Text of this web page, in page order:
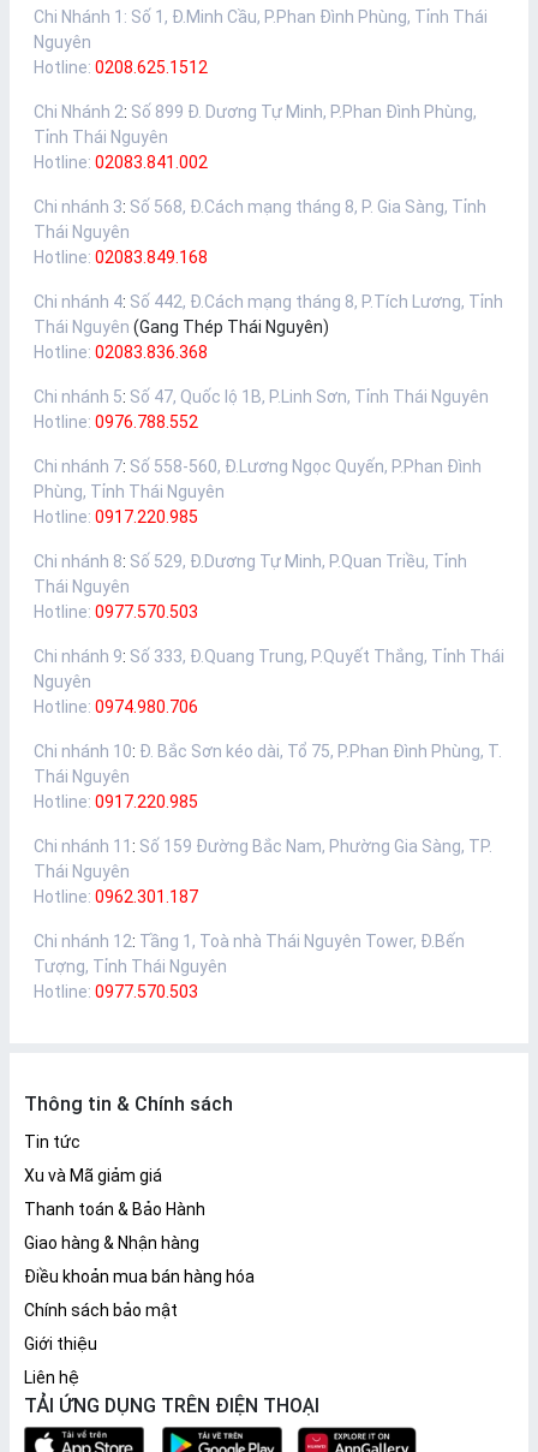
Chi Nhánh 1 : Số 1, Đ.Minh Cầu, P.Phan Đình Phùng, Tỉnh Thái
Nguyên
Hotline: 0208.625.1512
Chi Nhánh 2: Số 899 Đ. Dương Tự Minh, P.Phan Đình Phùng,
Tỉnh Thái Nguyên
Hotline: 02083.841.002
Chi nhánh 3: Số 568, Đ.Cách mạng tháng 8, P. Gia Sàng, Tỉnh
Thái Nguyên
Hotline: 02083.849.168
Chi nhánh 4: Số 442, Đ.Cách mạng tháng 8, P.Tích Lương, Tỉnh
Thái Nguyên (Gang Thép Thái Nguyên)
Hotline: 02083.836.368
Chi nhánh 5: Số 47, Quốc lộ 1B, P.Linh Sơn, Tỉnh Thái Nguyên
Hotline: 0976.788.552
Chi nhánh 7: Số 558-560, Đ.Lương Ngọc Quyến, P.Phan Đình
Phùng, Tỉnh Thái Nguyên
Hotline: 0917.220.985
Chi nhánh 8: Số 529, Đ.Dương Tự Minh, P.Quan Triều, Tỉnh
Thái Nguyên
Hotline: 0977.570.503
Chi nhánh 9: Số 333, Đ.Quang Trung, P.Quyết Thắng, Tỉnh Thái
Nguyên
Hotline: 0974.980.706
Chi nhánh 10: Đ. Bắc Sơn kéo dài, Tổ 75, P.Phan Đình Phùng, T.
Thái Nguyên
Hotline: 0917.220.985
Chi nhánh 11 : Số 159 Đường Bắc Nam, Phường Gia Sàng, TP.
Thái Nguyên
Hotline: 0962.301.187
Chi nhánh 12: Tầng 1, Toà nhà Thái Nguyên Tower, Đ.Bến
Tượng, Tỉnh Thái Nguyên
Hotline: 0977.570.503
Thông tin & Chính sách
Tin tức
Xu và Mã giảm giá
Thanh toán & Bảo Hành
Giao hàng & Nhận hàng
Điều khoản mua bán hàng hóa
Chính sách bảo mật
Giới thiệu
Liên hệ
TẢI ỨNG DỤNG TRÊN ĐIỆN THOẠI